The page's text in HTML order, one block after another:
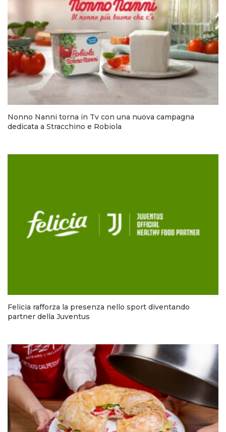
Nonno Nanni torna in Tv con una nuova campagna
dedicata a Stracchino e Robiola
Felicia rafforza la presenza nello sport diventando
partner della Juventus